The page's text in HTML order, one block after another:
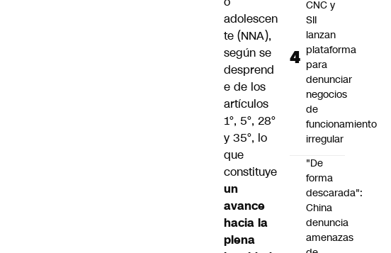
adolescen
te (NNA),
según se
desprend
e de los
artículos
1°, 5°, 28°
y 35°, lo
que
constituye
un
avance
hacia la
plena
CNC y
SII
lanzan
plataforma
para
denunciar
negocios
de
funcionamiento
irregular
"De
forma
descarada":
China
denuncia
amenazas